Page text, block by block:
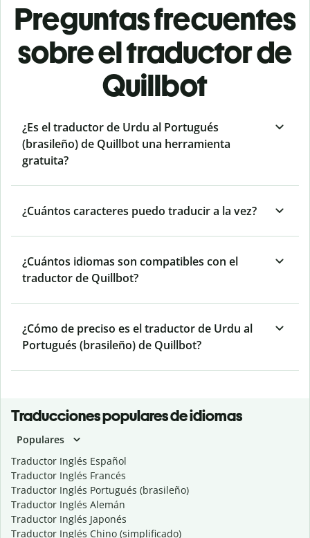
Preguntas frecuentes
sobre el traductor de
Quillbot
¿Es el traductor de Urdu al Portugués
(brasileño) de Quillbot una herramienta
gratuita?
¿Cuántos caracteres puedo traducir a la vez?
¿Cuántos idiomas son compatibles con el
traductor de Quillbot?
¿Cómo de preciso es el traductor de Urdu al
Portugués (brasileño) de Quillbot?
Traducciones populares de idiomas
Populares
Traductor Inglés Español
Traductor Inglés Francés
Traductor Inglés Portugués (brasileño)
Traductor Inglés Alemán
Traductor Inglés Japonés
Traductor Inglés Chino (simplificado)